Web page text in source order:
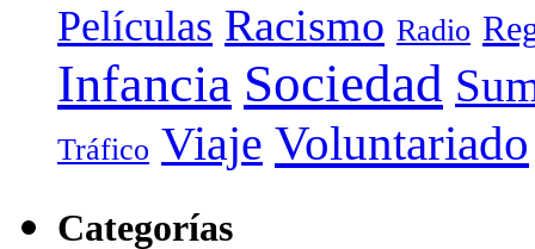
Películas Racismo Radio
Infancia Sociedad
Tráfico Viaje Voluntariado
Categorías